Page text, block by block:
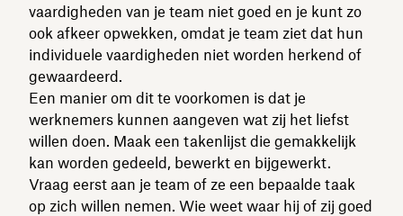
vaardigheden van je team niet goed en je kunt zo
ook afkeer opwekken, omdat je team ziet dat hun
individuele vaardigheden niet worden herkend of
gewaardeerd.
Een manier om dit te voorkomen is dat je
werknemers kunnen aangeven wat zij het liefst
willen doen. Maak een takenlijst die gemakkelijk
kan worden gedeeld, bewerkt en bijgewerkt.
Vraag eerst aan je team of ze een bepaalde taak
op zich willen nemen. Wie weet waar hij of zij goed